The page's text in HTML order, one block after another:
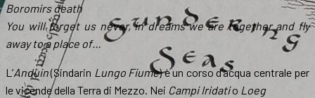
Boromirs death
You will forget us never, in dreams we are together and fly
away to a place of…
L’Anduin(Sindarin Lungo Fiume) è un corso d’acqua centrale per
le vicende della Terra di Mezzo. Nei Campi Iridatio Loeg